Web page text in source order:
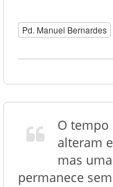
Pd. Manuel Bernardes
O tempo
alteram
mas
permanece